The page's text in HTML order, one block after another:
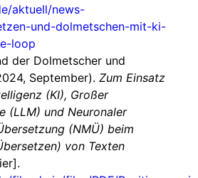
aktuell/news-
und-dolmetschen-mit-ki-
loop
der Dolmetscher und
September). Zum Einsatz
(KI), Großer
(LLM) und Neuronaler
(NMÜ) beim
von Texten